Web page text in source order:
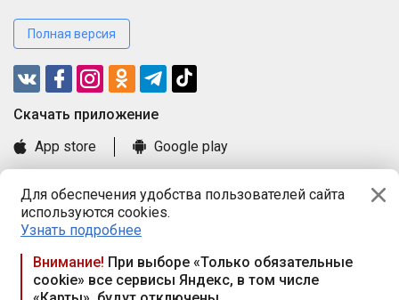
Для обеспечения удобства пользователей сайта
используются cookies.
Узнать подробнее
Внимание! При выборе «Только обязательные
cookie» все сервисы Яндекс, в том числе
Полная версия
Cкачать приложение
App store
Google play
Книга замечаний и предложений
Правила и документы
Praca.by © 2000—2026, ООО «ПРАЦА БАЙ»
Республика Беларусь, 220114, г. Минск, пр-т Независимости
117а, пом. № 9.